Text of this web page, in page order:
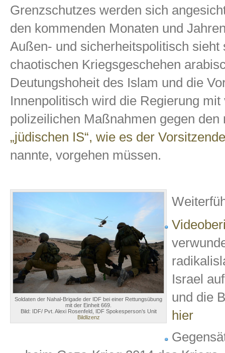
Grenzschutzes werden sich
den kommenden Monaten und
Außen- und sicherheitspolitisch
chaotischen Kriegsgeschehen
Deutungshoheit des Islam und die
Innenpolitisch wird die Regierung
polizeilichen Maßnahmen gegen
„jüdischen IS“, wie es der
nannte, vorgehen müssen.
Soldaten der Nahal-Brigade der IDF bei einer Rettungsübung
mit der Einheit 669.
Bild: IDF/ Pvt. Alexi Rosenfeld, IDF Spokesperson’s Unit
Bildlizenz
Israel
und die
hier